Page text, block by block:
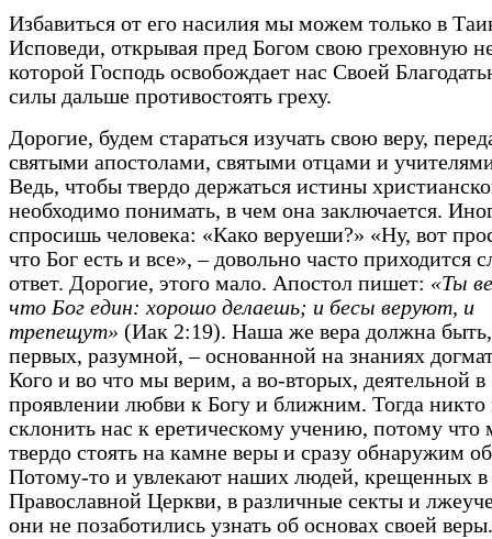
Избавиться от его насилия мы можем только в
Исповеди, открывая пред Богом свою греховную
которой Господь освобождает нас Своей
силы дальше противостоять греху.
Дорогие, будем стараться изучать свою веру,
святыми апостолами, святыми отцами и
Ведь, чтобы твердо держаться истины
необходимо понимать, в чем она заключается.
спросишь человека: «Како веруеши?» «Ну, вот
что Бог есть и все», – довольно часто приходится
ответ. Дорогие, этого мало. Апостол пишет: «Ты
что Бог един: хорошо делаешь; и бесы веруют, и
трепещут» (Иак 2:19). Наша же вера должна
первых, разумной, – основанной на знаниях
Кого и во что мы верим, а во-вторых, деятельной в
проявлении любви к Богу и ближним. Тогда
склонить нас к еретическому учению, потому что
твердо стоять на камне веры и сразу обнаружим
Потому-то и увлекают наших людей, крещенных в
Православной Церкви, в различные секты и
они не позаботились узнать об основах своей веры.